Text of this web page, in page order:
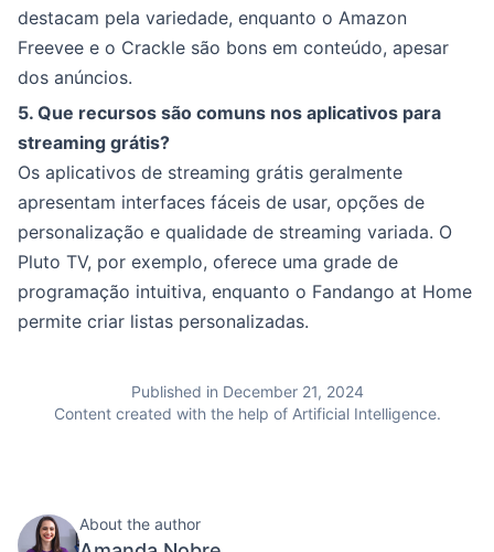
destacam pela variedade, enquanto o Amazon
Freevee e o Crackle são bons em conteúdo, apesar
dos anúncios.
5. Que recursos são comuns nos aplicativos para
streaming grátis?
Os aplicativos de streaming grátis geralmente
apresentam interfaces fáceis de usar, opções de
personalização e qualidade de streaming variada. O
Pluto TV, por exemplo, oferece uma grade de
programação intuitiva, enquanto o Fandango at Home
permite criar listas personalizadas.
Published in December 21, 2024
Content created with the help of Artificial Intelligence.
About the author